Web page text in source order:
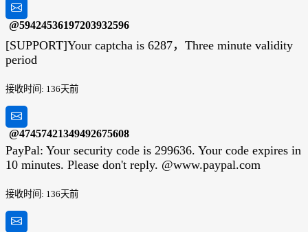
@59424536197203932596
[SUPPORT]Your captcha is 6287，Three minute validity
period
接收时间: 136天前
@47457421349492675608
PayPal: Your security code is 299636. Your code expires in
10 minutes. Please don't reply. @www.paypal.com
接收时间: 136天前